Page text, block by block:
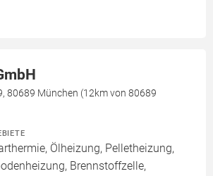
80689 München (12km von 80689
Ölheizung, Pelletheizung,
Brennstoffzelle,